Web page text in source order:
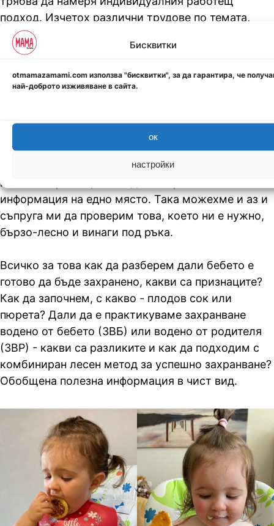
Бисквитки
otmamazamami.com използва "бисквитки", за да гарантира, че
най-доброто изживяване в сайта.
ок
настройки
подход. Изчетох различни трудове по темата,
прекарах дълго време, в подчертаване и
подгъване на страници, водене на записки,
Нямаше друг начин да се водя по реакциите на
бебето и да имам успешно захранване и
въвеждане на основните храни, без повече
излишни грешки, освен да събера важната
информация на едно място. Така можехме и аз и
съпруга ми да проверим това, което ни е нужно,
бързо-лесно и винаги под ръка.
Всичко за това как да разберем дали бебето е
готово да бъде захранено, какви са признаците?
Как да започнем, с какво - плодов сок или
пюрета? Дали да е практикуваме захранване
водено от бебето (ЗВБ) или водено от родителя
(ЗВР) - какви са разликите и как да подходим с
комбиниран лесен метод за успешно захранване?
Обобщена полезна информация в чист вид.